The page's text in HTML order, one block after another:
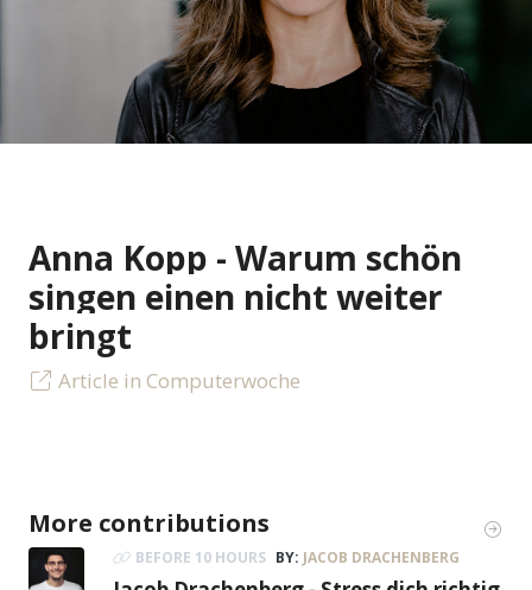
Deutsch
Anna Kopp - Warum schön
singen einen nicht weiter
bringt
Article in Computerwoche
More contributions
BEFORE 10 HOURS BY: JACOB DRACHENBERG